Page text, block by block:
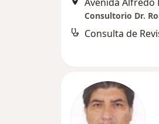
Consultorio Dr.
Consulta de